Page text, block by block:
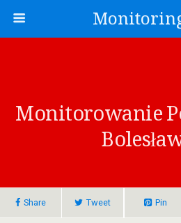
Monitoring
Monitorowanie
Share Tweet Pin